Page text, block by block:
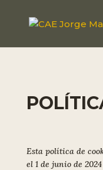
Esta política de
el 1 de junio de